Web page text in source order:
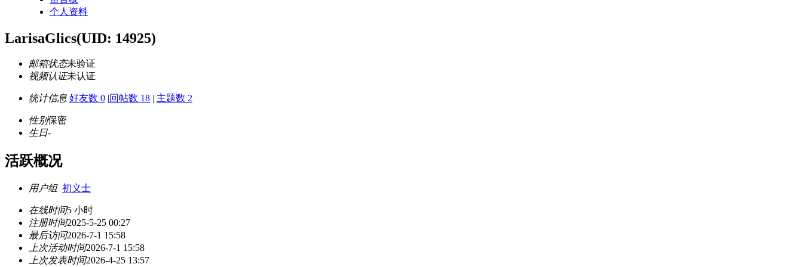
个人资料
LarisaGlics(UID: 14925)
邮箱状态未验证
视频认证未认证
统计信息 好友数 0 |回帖数 18 | 主题数 2
性别保密
生日-
活跃概况
用户组 初义士
在线时间5 小时
注册时间2025-5-25 00:27
最后访问2026-7-1 15:58
上次活动时间2026-7-1 15:58
上次发表时间2026-4-25 13:57